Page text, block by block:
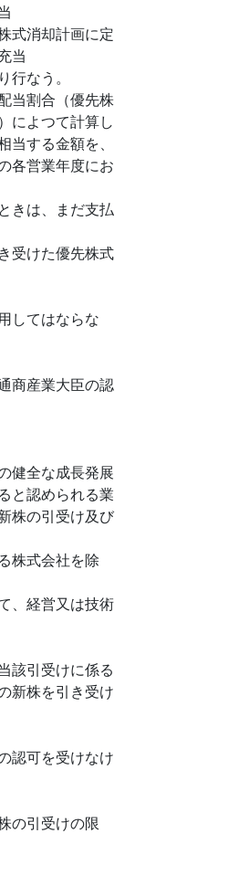
式消却計画に定
当
なう。
当割合（優先株
によつて計算し
する金額を、
各営業年度にお
きは、まだ支払
受けた優先株式
してはならな
商産業大臣の認
健全な成長発展
と認められる業
株の引受け及び
株式会社を除
、経営又は技術
該引受けに係る
新株を引き受け
認可を受けなけ
の引受けの限